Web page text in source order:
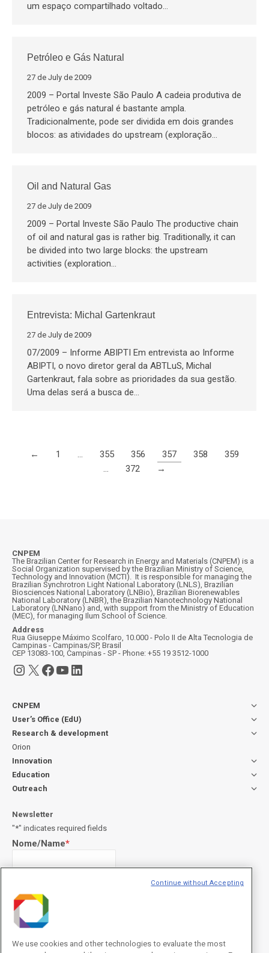
um espaço compartilhado voltado…
Petróleo e Gás Natural
27 de July de 2009
2009 – Portal Investe São Paulo A cadeia produtiva de
petróleo e gás natural é bastante ampla.
Tradicionalmente, pode ser dividida em dois grandes
blocos: as atividades do upstream (exploração…
Oil and Natural Gas
27 de July de 2009
2009 – Portal Investe São Paulo The productive chain
of oil and natural gas is rather big. Traditionally, it can
be divided into two large blocks: the upstream
activities (exploration…
Entrevista: Michal Gartenkraut
27 de July de 2009
07/2009 – Informe ABIPTI Em entrevista ao Informe
ABIPTI, o novo diretor geral da ABTLuS, Michal
Gartenkraut, fala sobre as prioridades da sua gestão.
Uma delas será a busca de…
← 1 … 355 356 357 358
359
…
372 →
CNPEM
The Brazilian Center for Research in Energy and Materials (CNPEM) is a
Social Organization supervised by the Brazilian Ministry of Science,
Technology and Innovation (MCTI). It is responsible for managing the
Brazilian Synchrotron Light National Laboratory (LNLS), Brazilian
Biosciences National Laboratory (LNBio), Brazilian Biorenewables
National Laboratory (LNBR), the Brazilian Nanotechnology National
Laboratory (LNNano) and, with support from the Ministry of Education
(MEC), for managing Ilum School of Science.
Address
Rua Giuseppe Máximo Scolfaro, 10.000 - Polo II de Alta Tecnologia de
Campinas - Campinas/SP, Brasil
CEP 13083-100, Campinas - SP - Phone: +55 19 3512-1000
Instagram
X Facebook
YouTube
LinkedIn
CNPEM
User’s Office (EdU)
Research & development
Orion
Innovation
Education
Outreach
Newsletter
"*" indicates required fields
Nome/Name*
E-mail*
We use cookies and other technologies to evaluate the most
Continue without Accepting